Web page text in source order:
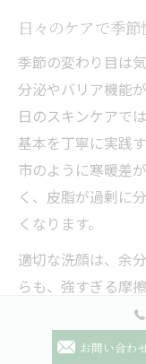
日々のケアで季
季節の変わり目は
分泌やバリア機能
日のスキンケアで
基本を丁寧に実践
市のように寒暖差
く、皮脂が過剰に
くなります。
適切な洗顔は、余
らも、強すぎる摩
切です。保湿は化
ンスを整え、肌の
お問い合わ